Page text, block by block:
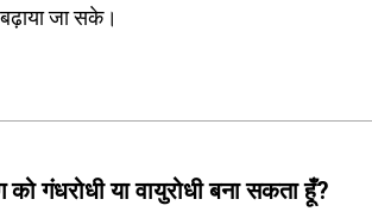
बढ़ाया जा सके।
गंधरोधी या वायुरोधी बना सकता हूँ?